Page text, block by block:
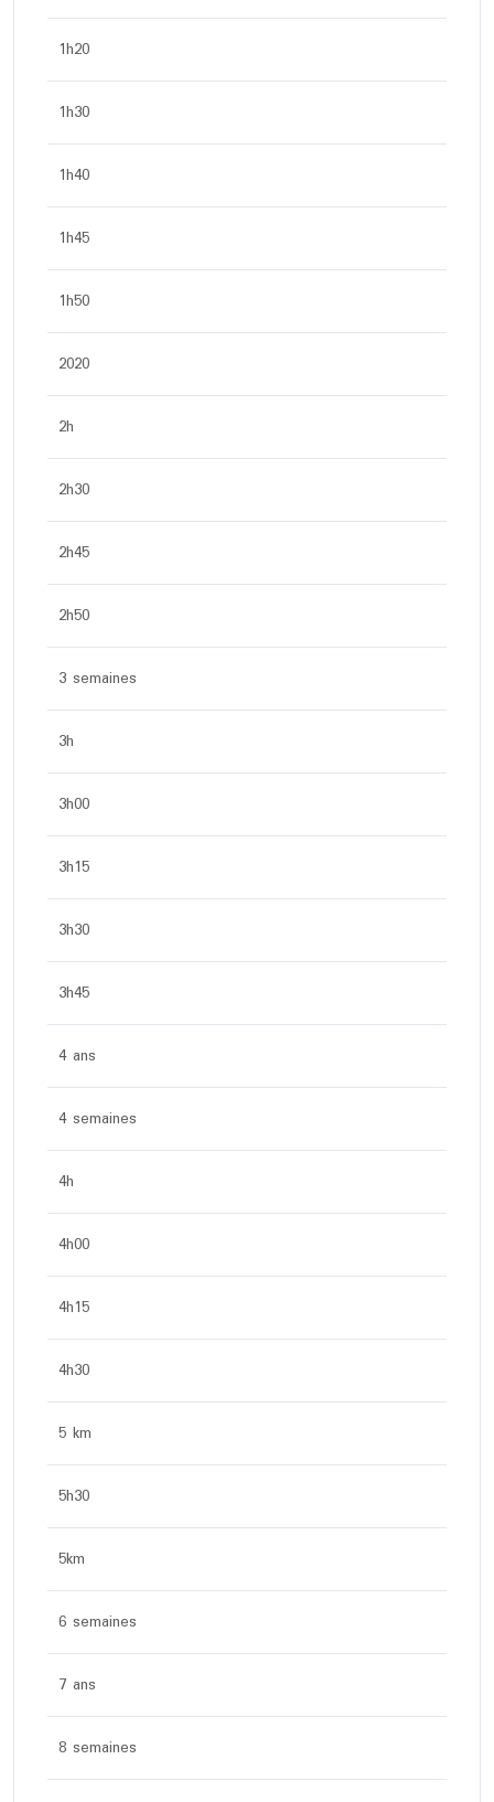
1h20
1h30
1h40
1h45
1h50
2020
2h
2h30
2h45
2h50
3 semaines
3h
3h00
3h15
3h30
3h45
4 ans
4 semaines
4h
4h00
4h15
4h30
5 km
5h30
5km
6 semaines
7 ans
8 semaines